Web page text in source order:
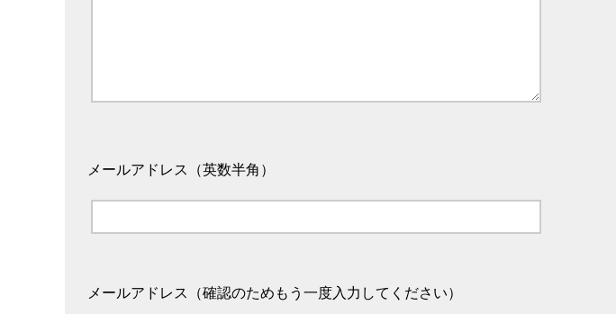
メールアドレス（英数半角）
メールアドレス（確認のためもう一度入力してください）